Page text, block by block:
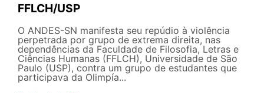
FFLCH/USP
O ANDES-SN manifesta seu repúdio à violência
perpetrada por grupo de extrema direita, nas
dependências da Faculdade de Filosofia, Letras e
Ciências Humanas (FFLCH), Universidade de São
Paulo (USP), contra um grupo de estudantes que
participava da Olimpía...